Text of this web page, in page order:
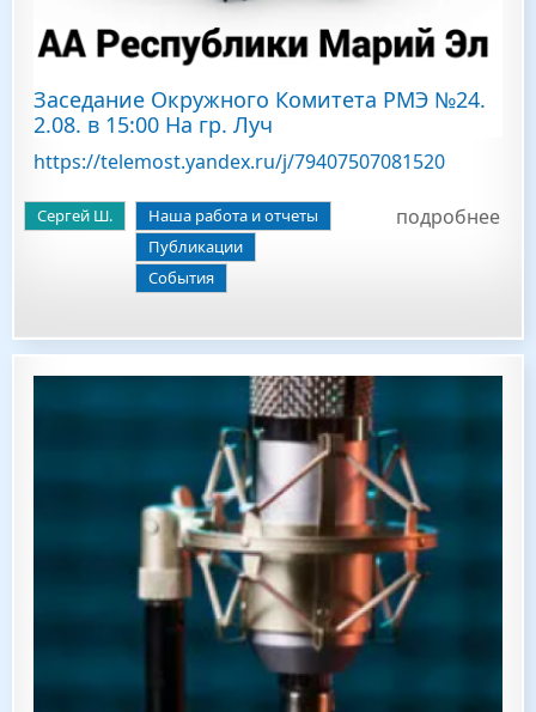
Заседание Окружного Комитета РМЭ №24.
2.08. в 15:00 На гр. Луч
https://telemost.yandex.ru/j/79407507081520
Сергей Ш.
Наша работа и отчеты
Публикации
События
подробнее